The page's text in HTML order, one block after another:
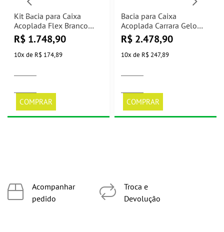
Kit Bacia para Caixa
Acoplada Flex Branco
KP.381.17 Deca
R$ 1.748,90
10x de R$ 174,89
COMPRAR
Bacia para Caixa
Acoplada Carrara Gelo
P.606.17 Deca
R$ 2.478,90
10x de R$ 247,89
COMPRAR
Acompanhar
pedido
Troca e
Devolução